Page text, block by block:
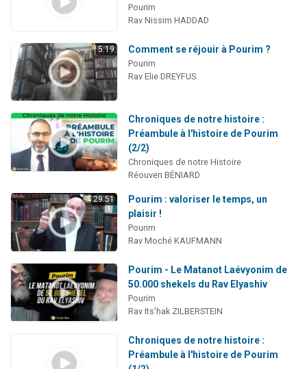
Pourim
Rav Nissim HADDAD
5:19 Comment se réjouir à Pourim ?
Pourim
Rav Elie DREYFUS
Chroniques de notre histoire :
Préambule à l'histoire de Pourim
(2/2)
Chroniques de notre Histoire
Réouven BÉNIARD
29:51
Pourim : valoriser le temps, un
plaisir !
Pourim
Rav Moché KAUFMANN
Pourim - Le Matanot Laévyonim de
50.000 shekels du Rav Elyashiv
Pourim
Rav Its’hak ZILBERSTEIN
Chroniques de notre histoire :
Préambule à l'histoire de Pourim